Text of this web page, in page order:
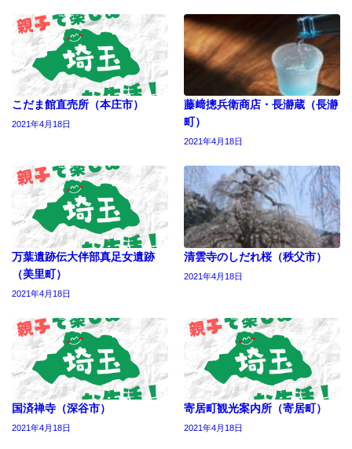
こだま館直売所（本庄市）
2021年4月18日
藤﨑摠兵衛商店・長瀞蔵（長瀞
町）
2021年4月18日
万葉遺跡伝大伴部真足女遺跡
（美里町）
2021年4月18日
清雲寺のしだれ桜（秩父市）
2021年4月18日
国済禅寺（深谷市）
2021年4月18日
寄居町観光案内所（寄居町）
2021年4月18日